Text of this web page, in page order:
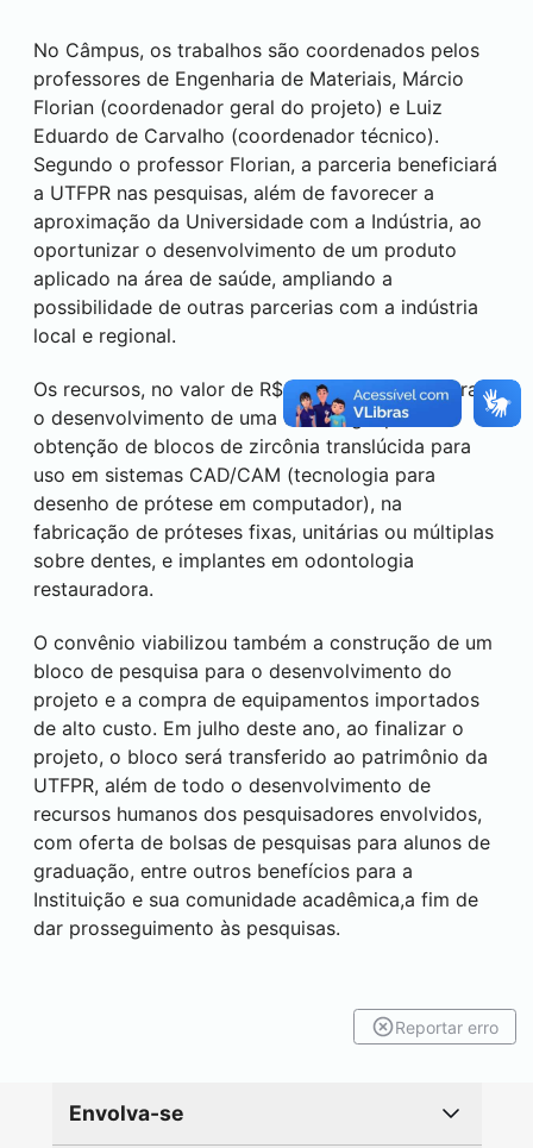
No Câmpus, os trabalhos são coordenados pelos
professores de Engenharia de Materiais, Márcio
Florian (coordenador geral do projeto) e Luiz
Eduardo de Carvalho (coordenador técnico).
Segundo o professor Florian, a parceria beneficiará
a UTFPR nas pesquisas, além de favorecer a
aproximação da Universidade com a Indústria, ao
oportunizar o desenvolvimento de um produto
aplicado na área de saúde, ampliando a
possibilidade de outras parcerias com a indústria
local e regional.
Os recursos, no valor de R$ 3 milhões, viabilizaram
o desenvolvimento de uma tecnologia para
obtenção de blocos de zircônia translúcida para
uso em sistemas CAD/CAM (tecnologia para
desenho de prótese em computador), na
fabricação de próteses fixas, unitárias ou múltiplas
sobre dentes, e implantes em odontologia
restauradora.
O convênio viabilizou também a construção de um
bloco de pesquisa para o desenvolvimento do
projeto e a compra de equipamentos importados
de alto custo. Em julho deste ano, ao finalizar o
projeto, o bloco será transferido ao patrimônio da
UTFPR, além de todo o desenvolvimento de
recursos humanos dos pesquisadores envolvidos,
com oferta de bolsas de pesquisas para alunos de
graduação, entre outros benefícios para a
Instituição e sua comunidade acadêmica,a fim de
dar prosseguimento às pesquisas.
Reportar erro
Envolva-se